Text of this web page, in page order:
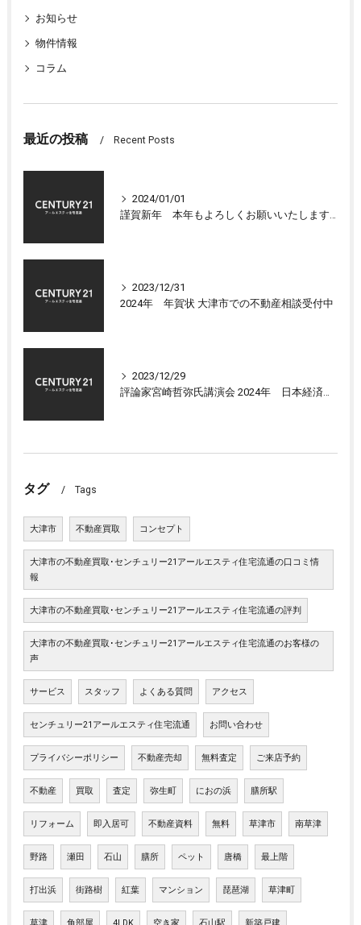
お知らせ
物件情報
コラム
最近の投稿 Recent Posts
2024/01/01
2023/12/31
2024年 年賀状 大津市での不動産相談受付中
2023/12/29
タグ Tags
大津市 不動産買取 コンセプト
大津市の不動産買取･センチュリー21アールエスティ住宅流通の口コミ情
報
大津市の不動産買取･センチュリー21アールエスティ住宅流通の評判
大津市の不動産買取･センチュリー21アールエスティ住宅流通のお客様の
声
サービス スタッフ よくある質問 アクセス
センチュリー21アールエスティ住宅流通 お問い合わせ
プライバシーポリシー 不動産売却 無料査定 ご来店予約
不動産 買取 査定 弥生町 におの浜 膳所駅
リフォーム 即入居可 不動産資料 無料 草津市 南草津
野路 瀬田 石山 膳所 ペット 唐橋 最上階
打出浜 街路樹 紅葉 マンション 琵琶湖 草津町
草津 角部屋 4LDK 空き家 石山駅 新築戸建